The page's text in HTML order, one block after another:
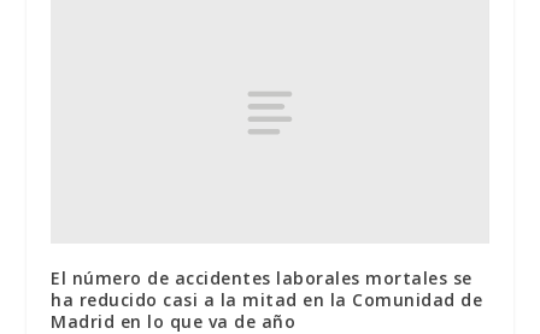
El número de accidentes laborales mortales se
ha reducido casi a la mitad en la Comunidad de
Madrid en lo que va de año